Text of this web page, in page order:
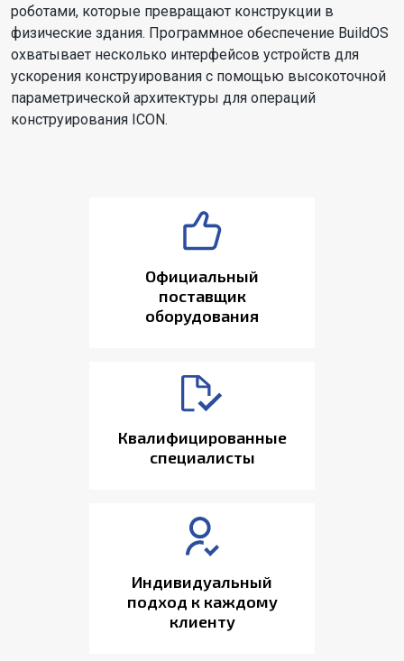
роботами, которые превращают конструкции в
физические здания. Программное обеспечение BuildOS
охватывает несколько интерфейсов устройств для
ускорения конструирования с помощью высокоточной
параметрической архитектуры для операций
конструирования ICON.
Официальный
поставщик
оборудования
Квалифицированные
специалисты
Индивидуальный
подход к каждому
клиенту